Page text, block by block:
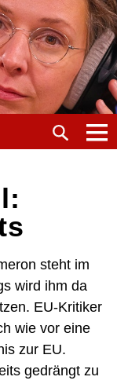
steht im
wird ihm da
EU-Kritiker
wie vor eine
zur EU.
gedrängt zu